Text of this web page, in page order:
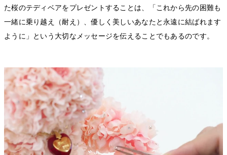
た桜のテディベアをプレゼントすることは、「これから先の困難も
一緒に乗り越え（耐え）、優しく美しいあなたと永遠に結ばれます
ように」という大切なメッセージを伝えることでもあるのです。